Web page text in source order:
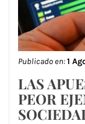
Publicado en:1
LAS
PEOR